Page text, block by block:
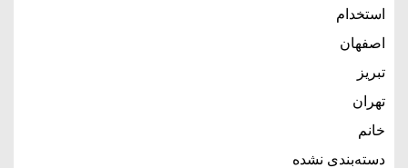
استخدام
اصفهان
تبریز
تهران
خانم
دسته‌بندی نشده